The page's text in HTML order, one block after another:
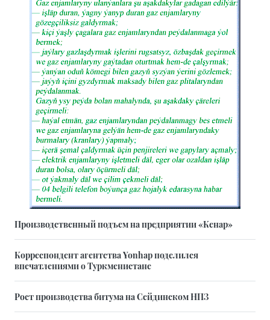
Производственный подъем на предприятии «Кенар»
Корреспондент агентства Yonhap поделился
впечатлениями о Туркменистане
Рост производства битума на Сейдинском НПЗ